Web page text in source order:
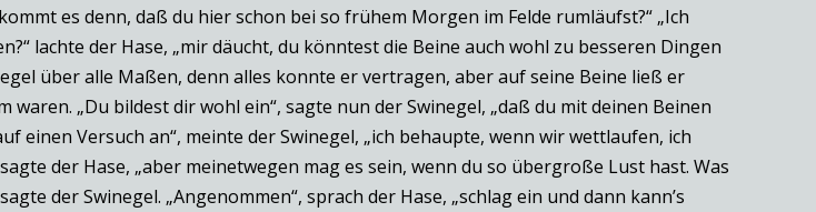
es denn, daß du hier schon bei so frühem Morgen im Felde rumläufst?“ „Ich
lachte der Hase, „mir däucht, du könntest die Beine auch wohl zu besseren Dingen
über alle Maßen, denn alles konnte er vertragen, aber auf seine Beine ließ er
„Du bildest dir wohl ein“, sagte nun der Swinegel, „daß du mit deinen Beinen
einen Versuch an“, meinte der Swinegel, „ich behaupte, wenn wir wettlaufen, ich
der Hase, „aber meinetwegen mag es sein, wenn du so übergroße Lust hast. Was
der Swinegel. „Angenommen“, sprach der Hase, „schlag ein und dann kann’s